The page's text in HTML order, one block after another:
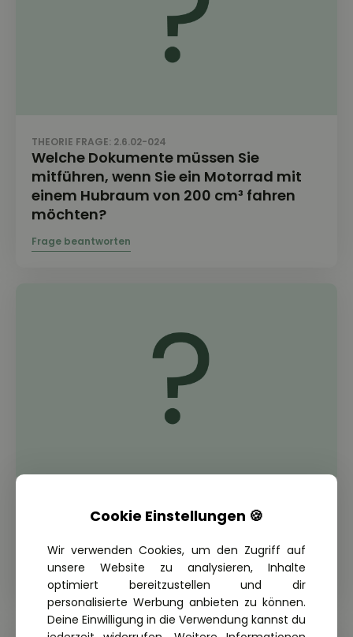
THEORIE FRAGE: 2.6.02-024
Welche Dokumente müssen Sie
mitführen, wenn Sie ein Motorrad mit
einem Hubraum von 200 cm³ fahren
möchten?
Welche Dokumente müssen Sie
fahren?
Cookie Einstellungen 🍪
Wir verwenden Cookies, um den Zugriff auf
unsere Website zu analysieren, Inhalte
optimiert bereitzustellen und dir
personalisierte Werbung anbieten zu können.
Deine Einwilligung in die Verwendung kannst du